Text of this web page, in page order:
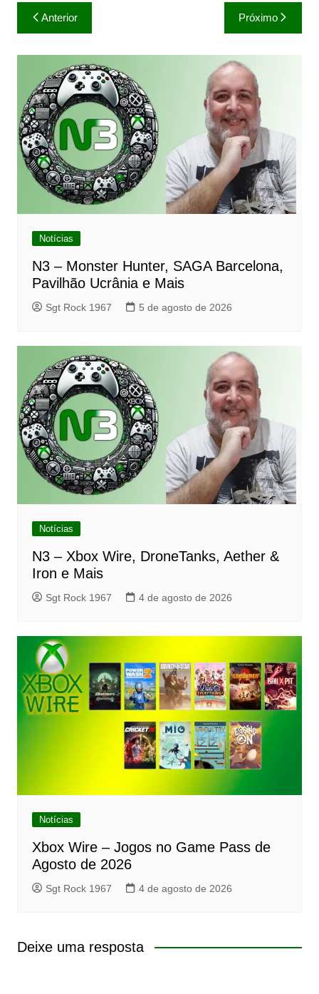
Navegação
de
Post
Anterior Próximo
Notícias
N3 – Monster Hunter, SAGA Barcelona,
Pavilhão Ucrânia e Mais
Sgt Rock 1967 5 de agosto de 2026
Notícias
N3 – Xbox Wire, DroneTanks, Aether &
Iron e Mais
Sgt Rock 1967 4 de agosto de 2026
Notícias
Xbox Wire – Jogos no Game Pass de
Agosto de 2026
Sgt Rock 1967 4 de agosto de 2026
Deixe uma resposta